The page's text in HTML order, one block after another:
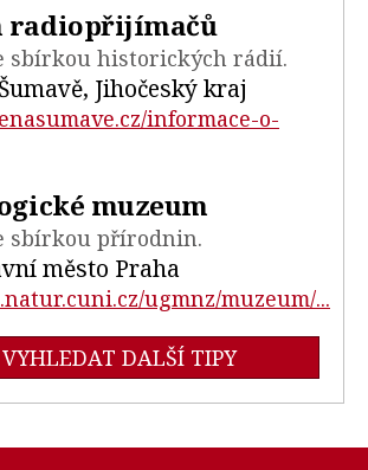
radiopřijímačů
sbírkou historických rádií.
Jihočeský kraj
informace-o-
muzeum
sbírkou přírodnin.
město Praha
ugmnz/muzeum/...
VYHLEDAT DALŠÍ TIPY